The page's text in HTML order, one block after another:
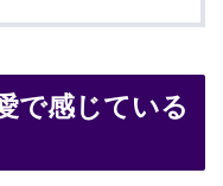
で感じている